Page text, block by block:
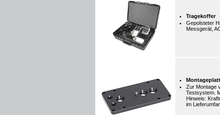
Tragekoffer
Gepolsteter
Messgerät,
Zur Montage
Testsystem
Hinweis:
im